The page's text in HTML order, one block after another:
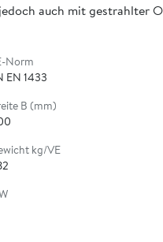
auch mit gestrahlter
Norm
EN 1433
B (mm)
kg/VE